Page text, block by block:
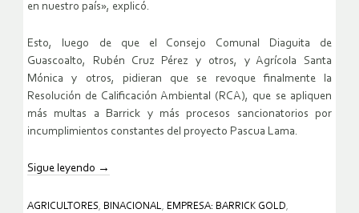
en nuestro país», explicó.
Esto, luego de que el Consejo Comunal Diaguita de
Guascoalto, Rubén Cruz Pérez y otros, y Agrícola Santa
Mónica y otros, pidieran que se revoque finalmente la
Resolución de Calificación Ambiental (RCA), que se apliquen
más multas a Barrick y más procesos sancionatorios por
incumplimientos constantes del proyecto Pascua Lama.
Sigue leyendo →
AGRICULTORES, BINACIONAL, EMPRESA: BARRICK GOLD,